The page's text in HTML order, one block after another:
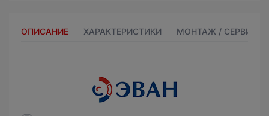
ОПИСАНИЕ ХАРАКТЕРИСТИКИ МОНТАЖ / СЕРВИС